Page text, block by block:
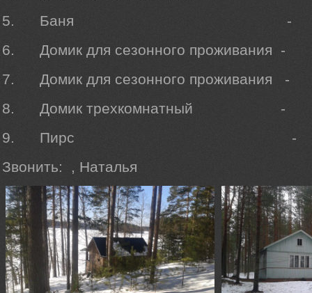
5. Баня - 20
6. Домик для сезонного
7. Домик для сезонного
8. Домик трехкомнатный
9. Пирс - 20
Звонить:
, Наталья